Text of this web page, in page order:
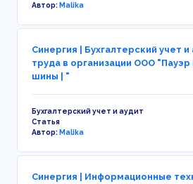
Автор:Malika
Синергия | Бухгалтерский учет
труда в организации ООО
шины | "
Бухгалтерский учет и аудит
Статья
Автор:Malika
Синергия | Информационные